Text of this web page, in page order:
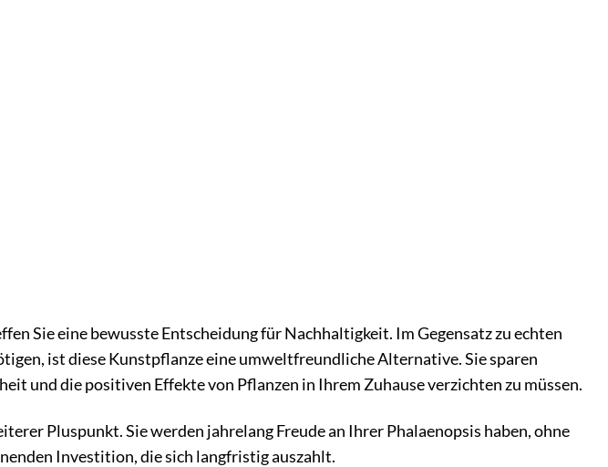
Sie eine bewusste Entscheidung für Nachhaltigkeit. Im Gegensatz zu echten
ist diese Kunstpflanze eine umweltfreundliche Alternative. Sie sparen
und die positiven Effekte von Pflanzen in Ihrem Zuhause verzichten zu müssen.
Pluspunkt. Sie werden jahrelang Freude an Ihrer Phalaenopsis haben, ohne
Investition, die sich langfristig auszahlt.